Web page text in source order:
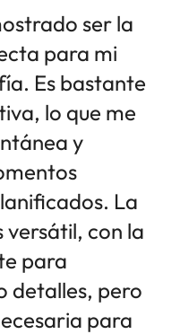
ser la
para mi
Es bastante
lo que me
y
La
versátil, con la
para
detalles, pero
para